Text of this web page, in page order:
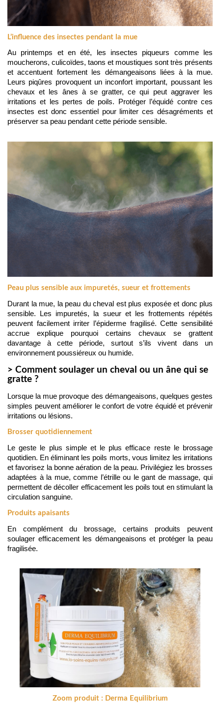
L’influence des insectes pendant la mue
Au printemps et en été, les insectes piqueurs comme les
moucherons, culicoïdes, taons et moustiques sont très présents
et accentuent fortement les démangeaisons liées à la mue.
Leurs piqûres provoquent un inconfort important, poussant les
chevaux et les ânes à se gratter, ce qui peut aggraver les
irritations et les pertes de poils. Protéger l’équidé contre ces
insectes est donc essentiel pour limiter ces désagréments et
préserver sa peau pendant cette période sensible.
Peau plus sensible aux impuretés, sueur et frottements
Durant la mue, la peau du cheval est plus exposée et donc plus
sensible. Les impuretés, la sueur et les frottements répétés
peuvent facilement irriter l’épiderme fragilisé. Cette sensibilité
accrue explique pourquoi certains chevaux se grattent
davantage à cette période, surtout s’ils vivent dans un
environnement poussiéreux ou humide.
> Comment soulager un cheval ou un âne qui se
gratte ?
Lorsque la mue provoque des démangeaisons, quelques gestes
simples peuvent améliorer le confort de votre équidé et prévenir
irritations ou lésions.
Brosser quotidiennement
Le geste le plus simple et le plus efficace reste le brossage
quotidien. En éliminant les poils morts, vous limitez les irritations
et favorisez la bonne aération de la peau. Privilégiez les brosses
adaptées à la mue, comme l’étrille ou le gant de massage, qui
permettent de décoller efficacement les poils tout en stimulant la
circulation sanguine.
Produits apaisants
En complément du brossage, certains produits peuvent
soulager efficacement les démangeaisons et protéger la peau
fragilisée.
Zoom produit : Derma Equilibrium